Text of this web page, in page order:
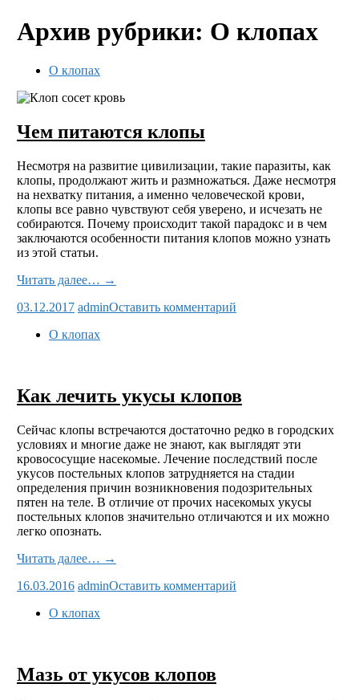
Архив рубрики: О клопах
О клопах
Чем питаются клопы
Несмотря на развитие цивилизации, такие паразиты, как
клопы, продолжают жить и размножаться. Даже несмотря
на нехватку питания, а именно человеческой крови,
клопы все равно чувствуют себя уверено, и исчезать не
собираются. Почему происходит такой парадокс и в чем
заключаются особенности питания клопов можно узнать
из этой статьи.
Читать далее… →
03.12.2017 adminОставить комментарий
О клопах
Как лечить укусы клопов
Сейчас клопы встречаются достаточно редко в городских
условиях и многие даже не знают, как выглядят эти
кровососущие насекомые. Лечение последствий после
укусов постельных клопов затрудняется на стадии
определения причин возникновения подозрительных
пятен на теле. В отличие от прочих насекомых укусы
постельных клопов значительно отличаются и их можно
легко опознать.
Читать далее… →
16.03.2016 adminОставить комментарий
О клопах
Мазь от укусов клопов